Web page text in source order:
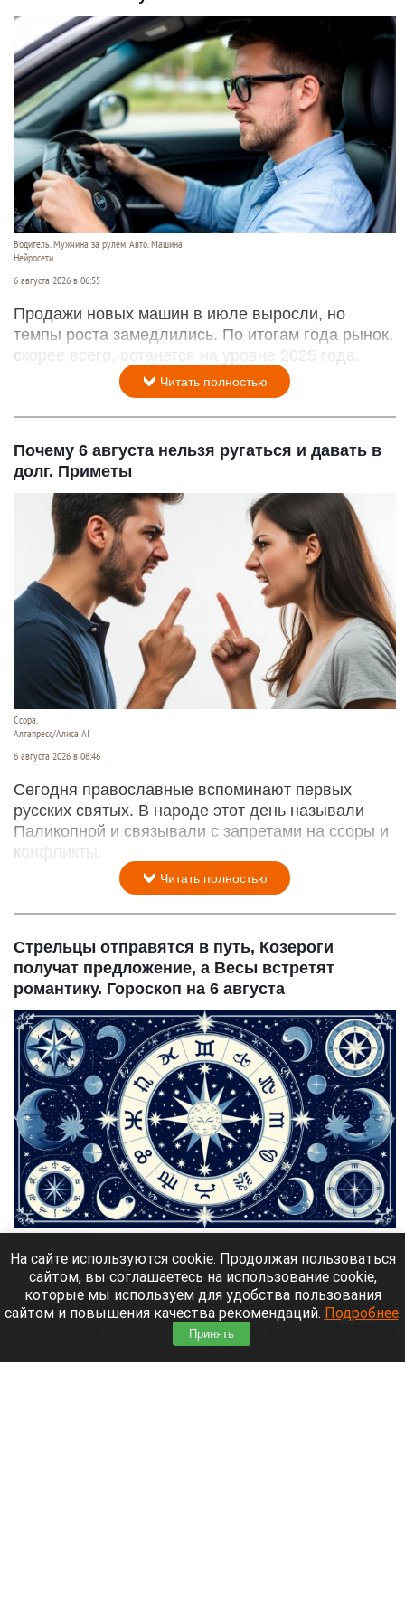
Водитель. Мужчина за рулем. Авто. Машина
Нейросети
6 августа 2026 в 06:55
Продажи новых машин в июле выросли, но
темпы роста замедлились. По итогам года рынок,
скорее всего, останется на уровне 2025 года.
Читать полностью
Почему 6 августа нельзя ругаться и давать в
долг. Приметы
Ссора.
Алтапресс/Алиса AI
6 августа 2026 в 06:46
Сегодня православные вспоминают первых
русских святых. В народе этот день называли
Паликопной и связывали с запретами на ссоры и
конфликты.
Читать полностью
Стрельцы отправятся в путь, Козероги
получат предложение, а Весы встретят
романтику. Гороскоп на 6 августа
shedevrum.ai
6 августа 2026 в 06:18
Середина недели обещает быть насыщенной для
всех знаков зодиака. Кому-то звезды подготовили
приятные сюрпризы, а кому-то стоит проявить
На сайте используются cookie. Продолжая пользоваться
сайтом, вы соглашаетесь на использование cookie,
которые мы используем для удобства пользования
сайтом и повышения качества рекомендаций. Подробнее.
Принять